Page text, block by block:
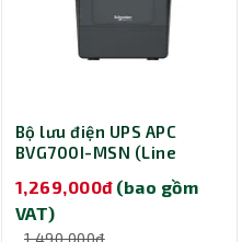
Bộ lưu điện UPS APC
BVG700I-MSN (Line
1,269,000đ (bao gồm
VAT)
1,490,000đ